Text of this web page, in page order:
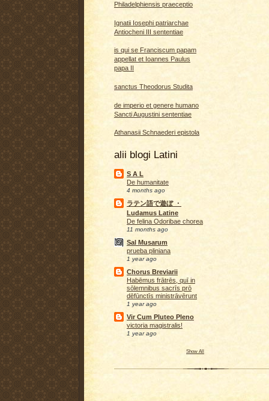
Philadelphiensis praeceptio
Ignatii Iosephi patriarchae
Antiocheni III sententiae
is qui se Franciscum papam
appellat et Ioannes Paulus
papa II
sanctus Theodorus Studita
de imperio et genere humano
Sancti Augustini sententiae
Athanasii Schnaederi epistola
alii blogi Latini
S A L
De humanitate
4 months ago
ラテン語で遊ぼ ・
Ludamus Latine
De felina Odoribae chorea
11 months ago
Sal Musarum
prueba pliniana
1 year ago
Chorus Breviarii
Habēmus frātrēs, quī in
sōlemnibus sacrīs prō
dēfūnctīs ministrāvērunt
1 year ago
Vir Cum Pluteo Pleno
victoria magistralis!
1 year ago
Show All